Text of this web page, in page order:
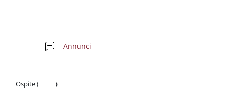
Annunci
Ospite (
)